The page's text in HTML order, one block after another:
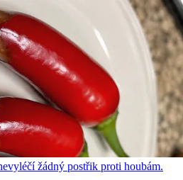
žádný postřik proti houbám.